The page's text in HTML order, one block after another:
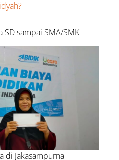
SD sampai SMA/SMK
di Jakasampurna